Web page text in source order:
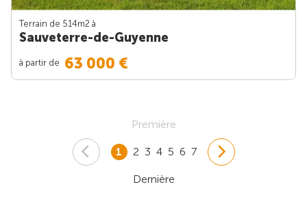
Terrain de 514m2 à
Sauveterre-de-Guyenne
à partir de 63 000 €
Première
1 2 3 4 5 6 7
Dernière